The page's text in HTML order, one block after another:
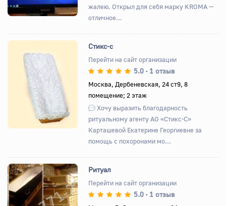
жалею. Открыл для себя марку KROMA —
отличное...
Назад Вперед
Стикс-с
Перейти на сайт организации
5.0 • 1 отзыв
Москва, Дербеневская, 24 ст9, 8
помещение; 2 этаж
Хочу выразить благодарность
ритуальному агенту АО «Стикс-С»
Карташевой Екатерине Георгиевне за
помощь с похоронами мо...
Ритуал
Перейти на сайт организации
5.0 • 1 отзыв